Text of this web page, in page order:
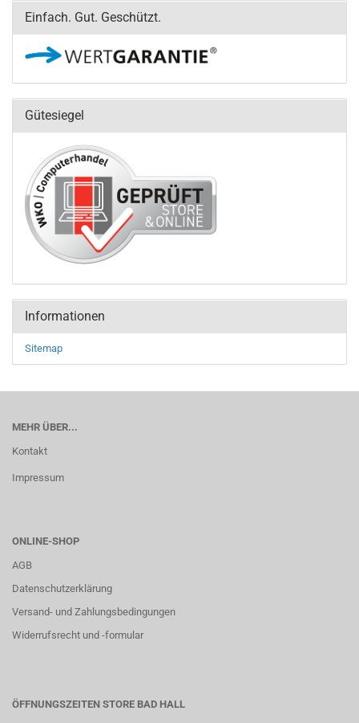
Einfach. Gut. Geschützt.
Gütesiegel
Informationen
Sitemap
MEHR ÜBER...
Kontakt
Impressum
ONLINE-SHOP
AGB
Datenschutzerklärung
Versand- und Zahlungsbedingungen
Widerrufsrecht und -formular
ÖFFNUNGSZEITEN STORE BAD HALL